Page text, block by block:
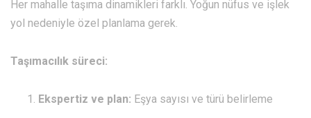
Her mahalle taşıma dinamikleri farklı. Yoğun nüfus ve işlek
yol nedeniyle özel planlama gerek.
Taşımacılık süreci:
Ekspertiz ve plan: Eşya sayısı ve türü belirleme